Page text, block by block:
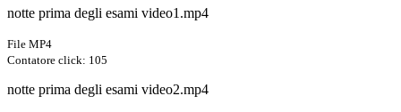
notte prima degli esami video1.mp4
File MP4
Contatore click: 105
notte prima degli esami video2.mp4